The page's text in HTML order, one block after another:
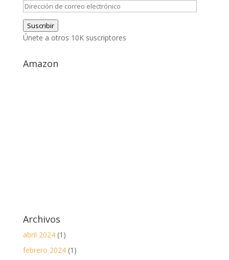
Dirección
de
correo
electrónico
Suscribir
Únete a otros 10K suscriptores
Amazon
Archivos
abril 2024(1)
febrero 2024(1)